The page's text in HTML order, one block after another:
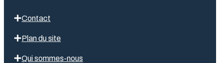
Contact
Plan du site
Qui sommes-nous